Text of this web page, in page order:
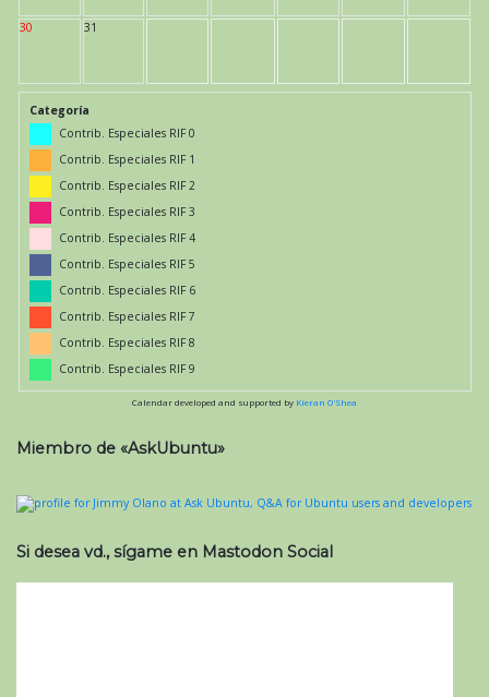
30 31
Categoría
Contrib. Especiales RIF 0
Contrib. Especiales RIF 1
Contrib. Especiales RIF 2
Contrib. Especiales RIF 3
Contrib. Especiales RIF 4
Contrib. Especiales RIF 5
Contrib. Especiales RIF 6
Contrib. Especiales RIF 7
Contrib. Especiales RIF 8
Contrib. Especiales RIF 9
Calendar developed and supported by Kieran O'Shea
Miembro de «AskUbuntu»
Si desea vd., sígame en Mastodon Social